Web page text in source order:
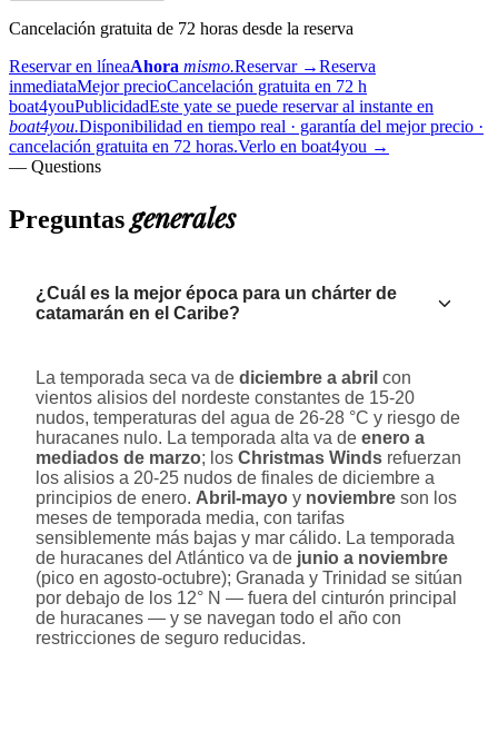
Cancelación gratuita de 72 horas desde la reserva
Reservar en líneaAhora mismo.Reservar →Reserva
inmediataMejor precioCancelación gratuita en 72 h
boat4youPublicidadEste yate se puede reservar al instante en
boat4you.Disponibilidad en tiempo real · garantía del mejor precio ·
cancelación gratuita en 72 horas.Verlo en boat4you →
— Questions
Preguntas generales
¿Cuál es la mejor época para un chárter de
catamarán en el Caribe?
La temporada seca va de diciembre a abril con
vientos alisios del nordeste constantes de 15-20
nudos, temperaturas del agua de 26-28 °C y riesgo de
huracanes nulo. La temporada alta va de enero a
mediados de marzo; los Christmas Winds refuerzan
los alisios a 20-25 nudos de finales de diciembre a
principios de enero. Abril-mayo y noviembre son los
meses de temporada media, con tarifas
sensiblemente más bajas y mar cálido. La temporada
de huracanes del Atlántico va de junio a noviembre
(pico en agosto-octubre); Granada y Trinidad se sitúan
por debajo de los 12° N — fuera del cinturón principal
de huracanes — y se navegan todo el año con
restricciones de seguro reducidas.